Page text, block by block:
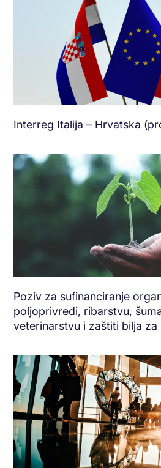
Interreg Italija – Hrvatska
Poziv za sufinanciranje
poljoprivredi, ribarstvu,
veterinarstvu i zaštiti bilja